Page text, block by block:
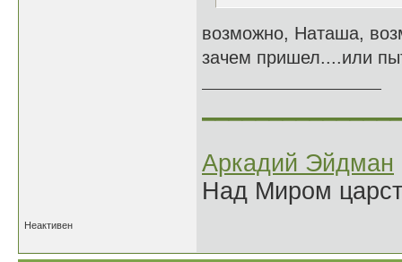
возможно, Наташа,
зачем пришел....или
Аркадий Эйдман
Над Миром
Неактивен